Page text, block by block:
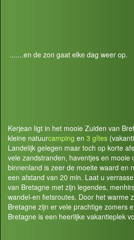
.......en de zon gaat elke dag weer op.
Kerjean ligt in het mooie Zuiden van
kleine natuurcamping en 3 gîtes
Landelijk gelegen maar toch op korte
vele zandstranden, haventjes en mooie
binnenland is zeer de moeite waard en
een afstand van 20 min. Laat u
van Bretagne met zijn legendes,
wandel-en fietsroutes. Door het warme
Bretagne zijn er vele prachtige zomers
Bretagne is een heerlijke vakantieplek